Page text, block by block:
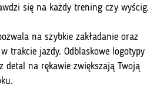
się na każdy trening czy wyścig.
na szybkie zakładanie oraz
trakcie jazdy. Odblaskowe logotypy
detal na rękawie zwiększają Twoją